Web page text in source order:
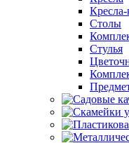
Кресла-
Столы
Стулья